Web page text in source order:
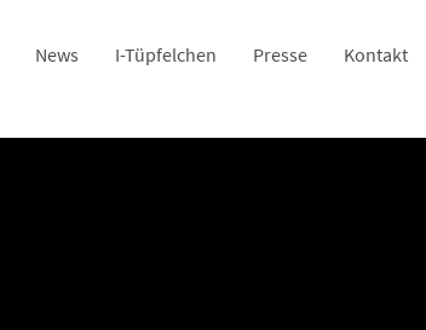
News I-Tüpfelchen Presse Kontakt